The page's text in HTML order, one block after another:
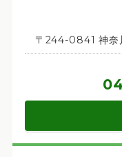
〒244-0841 神奈